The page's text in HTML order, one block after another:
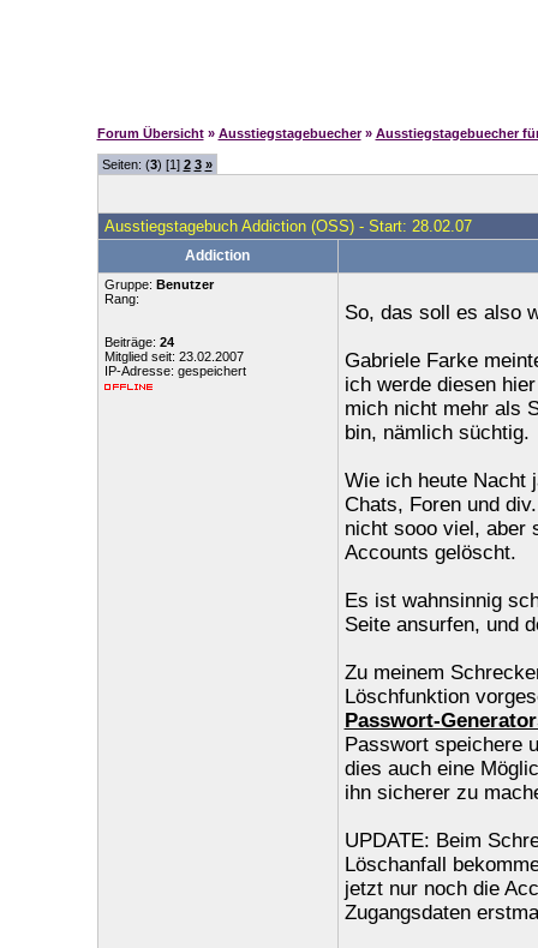
Forum Übersicht » Ausstiegstagebuecher » Ausstiegstagebuecher
Seiten: (3) [1] 2 3 »
Ausstiegstagebuch Addiction (OSS) - Start: 28.02.07
Addiction
Gruppe: Benutzer
Rang:
Beiträge: 24
Mitglied seit: 23.02.2007
IP-Adresse: gespeichert
So, das soll es also
Gabriele Farke
ich werde diesen
mich nicht mehr als
bin, nämlich süchtig.
Wie ich heute Nacht
Chats, Foren und
nicht sooo viel, aber
Accounts gelöscht.
Es ist wahnsinnig
Seite ansurfen, und
Zu meinem
Löschfunktion
Passwort-
Passwort speichere
dies auch eine
ihn sicherer zu
UPDATE: Beim
Löschanfall
jetzt nur noch die
Zugangsdaten